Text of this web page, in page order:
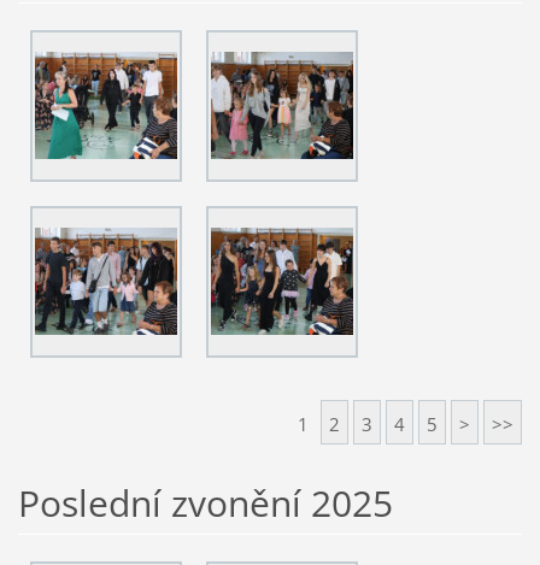
1 2 3 4 5 > >>
Poslední zvonění 2025